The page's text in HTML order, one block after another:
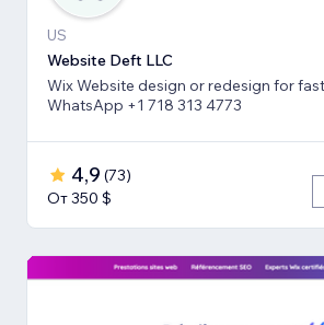
US
Website Deft LLC
Wix Website design or redesign for
WhatsApp +1 718 313 4773
4,9 (73)
От 350 $